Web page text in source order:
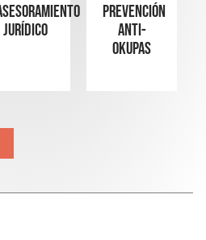
Jurídico
Prevención
Anti-
Okupas